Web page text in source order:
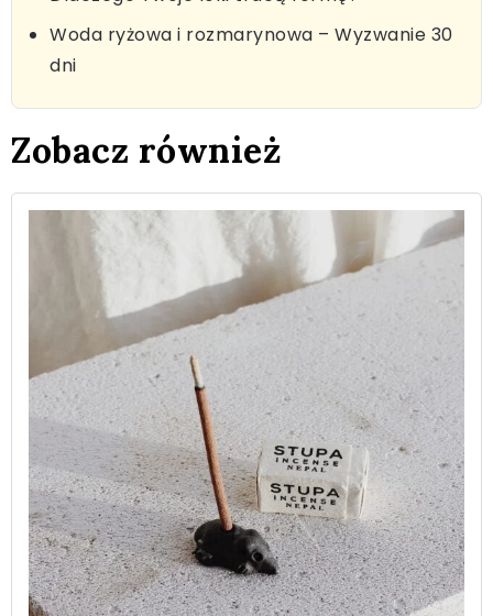
Woda ryżowa i rozmarynowa – Wyzwanie 30
dni
Zobacz również